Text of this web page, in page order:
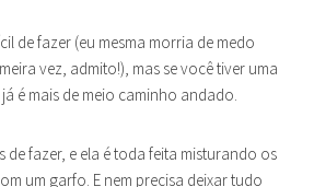
de fazer (eu mesma morria de medo
vez, admito!), mas se você tiver uma
é mais de meio caminho andado.
de fazer, e ela é toda feita misturando os
um garfo. E nem precisa deixar tudo